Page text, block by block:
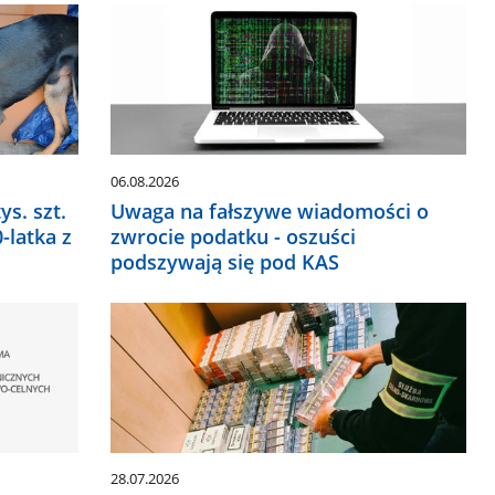
szt.
latka z
06.08.2026
Uwaga na fałszywe wiadomości o
zwrocie podatku - oszuści
podszywają się pod KAS
28.07.2026